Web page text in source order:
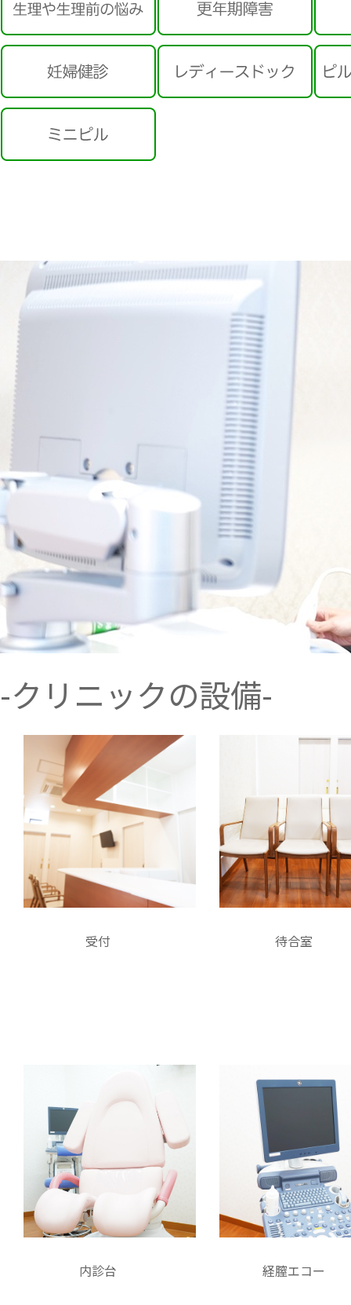
5月休診のおしらせ
5月23日（土）午後診療 休診
ご迷惑おかけしますが、ご了承くださいますよ
うお願いいたします。
4月休診のおしらせ
4月11日（土）午後診療 休診
4月18日（土）午後診療 休診
4月23日（木）午後診療 15:30～17:00
ご迷惑おかけしますが、ご了承くださいますよ
うお願いいたします。
2月14日（土）午後診療 休診
2月26日（木）午後診療 15:30～17:00
ご迷惑おかけしますが、ご了承くださいますよ
1月休診のおしらせ
1月17日（土）午後診療 休診
ご迷惑おかけしますが、ご了承くださいますよ
うお願いいたします。
年末年始の診療のおしらせ
12月28日（日）～1月4日（日）休診
12月休診・診療時間変更のおしらせ
12月6日（土）午後診療 休診
12月13日（土）午後診療 15:00～17:30
12月20日（土）午後診療 休診
12月25日（木）午後診療 15:30～17:00
うお願いいたします。
11月1日（土）午後診療 休診
11月15日（土）午後診療 休診
ご迷惑おかけしますが、ご了承くださいますよ
うお願いいたします。
2月休診・診療時間変更のおしらせ
2月15日（土）午後診療 休診
2月27日（木）午後診療 15:30～17:00
ご迷惑おかけしますが、ご了承くださいますよ
うお願いいたします。
1月休診のおしらせ
1月6日（月）より通常診療になります。
12月休診のおしらせ
12月7日（土）午後診療 休診
12月14日（土）午後診療 15:00～17:00
12月21日（土）午後診療 休診
12月26日（木）午後診療 15:30～17:00
ご迷惑おかけしますが、ご了承くださいますよ
うお願い致します。
11月2日（土）午後診療 休診
-クリニックの設備-
受付 待合室
内診台 経膣エコー